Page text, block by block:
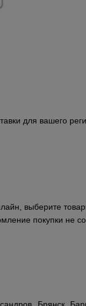
для вашего
выберите
покупки не